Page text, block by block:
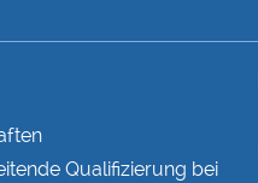
Qualifizierung bei